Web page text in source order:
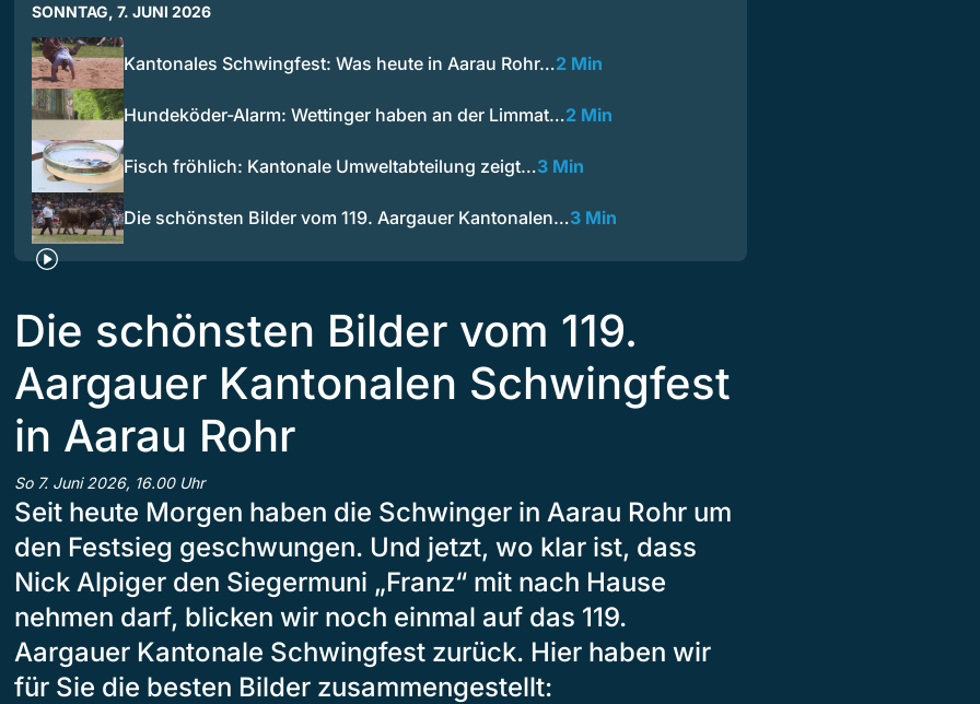
SONNTAG, 7. JUNI 2026
Kantonales Schwingfest: Was heute in Aarau Rohr…2 Min
Hundeköder-Alarm: Wettinger haben an der Limmat…2 Min
Fisch fröhlich: Kantonale Umweltabteilung zeigt…3 Min
Die schönsten Bilder vom 119. Aargauer Kantonalen…3 Min
Die schönsten Bilder vom 119.
Aargauer Kantonalen Schwingfest
in Aarau Rohr
So 7. Juni 2026, 16.00 Uhr
Seit heute Morgen haben die Schwinger in Aarau Rohr um
den Festsieg geschwungen. Und jetzt, wo klar ist, dass
Nick Alpiger den Siegermuni „Franz“ mit nach Hause
nehmen darf, blicken wir noch einmal auf das 119.
Aargauer Kantonale Schwingfest zurück. Hier haben wir
für Sie die besten Bilder zusammengestellt: